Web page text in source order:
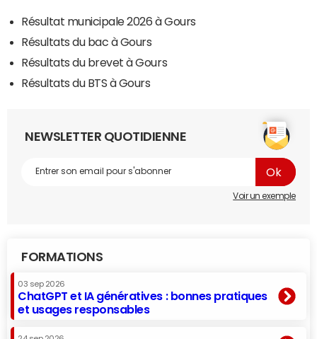
Résultat municipale 2026 à Gours
Résultats du bac à Gours
Résultats du brevet à Gours
Résultats du BTS à Gours
NEWSLETTER QUOTIDIENNE
Voir un exemple
FORMATIONS
03 sep 2026
ChatGPT et IA génératives : bonnes pratiques
et usages responsables